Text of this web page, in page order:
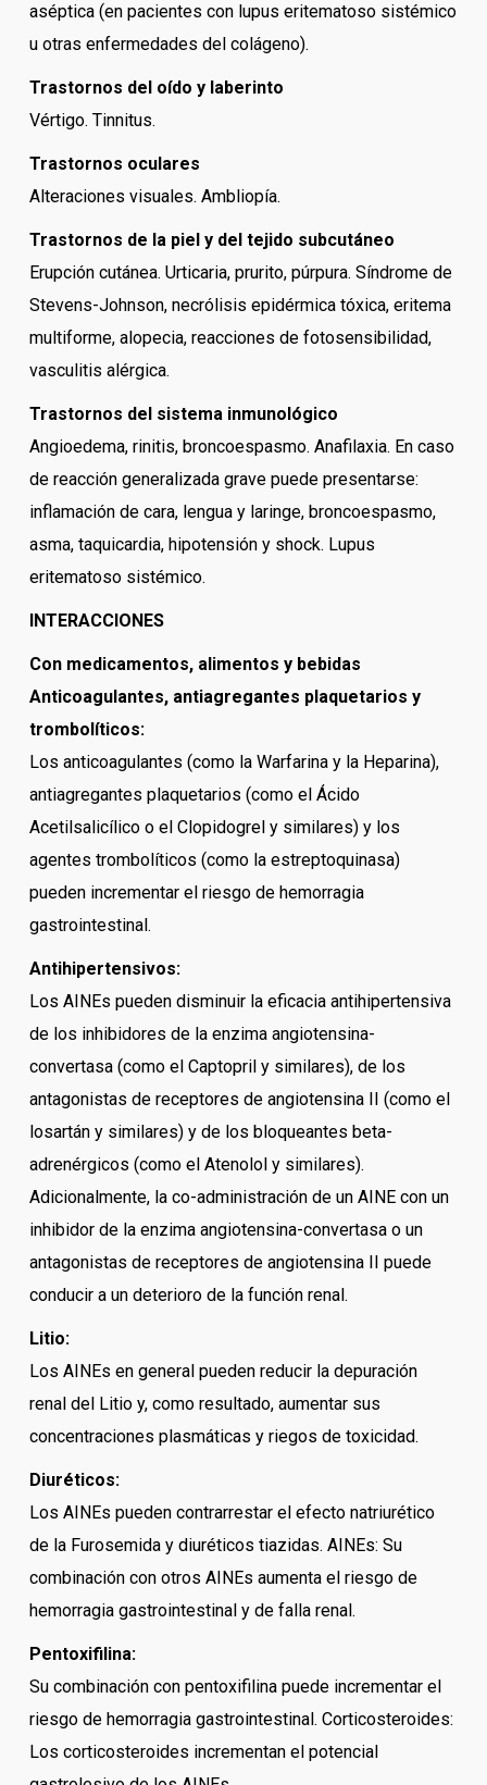
aséptica (en pacientes con lupus eritematoso sistémico
u otras enfermedades del colágeno).
Trastornos del oído y laberinto
Vértigo. Tinnitus.
Trastornos oculares
Alteraciones visuales. Ambliopía.
Trastornos de la piel y del tejido subcutáneo
Erupción cutánea. Urticaria, prurito, púrpura. Síndrome de
Stevens-Johnson, necrólisis epidérmica tóxica, eritema
multiforme, alopecia, reacciones de fotosensibilidad,
vasculitis alérgica.
Trastornos del sistema inmunológico
Angioedema, rinitis, broncoespasmo. Anafilaxia. En caso
de reacción generalizada grave puede presentarse:
inflamación de cara, lengua y laringe, broncoespasmo,
asma, taquicardia, hipotensión y shock. Lupus
eritematoso sistémico.
INTERACCIONES
Con medicamentos, alimentos y bebidas
Anticoagulantes, antiagregantes plaquetarios y
trombolíticos:
Los anticoagulantes (como la Warfarina y la Heparina),
antiagregantes plaquetarios (como el Ácido
Acetilsalicílico o el Clopidogrel y similares) y los
agentes trombolíticos (como la estreptoquinasa)
pueden incrementar el riesgo de hemorragia
gastrointestinal.
Antihipertensivos:
Los AINEs pueden disminuir la eficacia antihipertensiva
de los inhibidores de la enzima angiotensina-
convertasa (como el Captopril y similares), de los
antagonistas de receptores de angiotensina II (como el
losartán y similares) y de los bloqueantes beta-
adrenérgicos (como el Atenolol y similares).
Adicionalmente, la co-administración de un AINE con un
inhibidor de la enzima angiotensina-convertasa o un
antagonistas de receptores de angiotensina II puede
conducir a un deterioro de la función renal.
Litio:
Los AINEs en general pueden reducir la depuración
renal del Litio y, como resultado, aumentar sus
concentraciones plasmáticas y riegos de toxicidad.
Diuréticos:
Los AINEs pueden contrarrestar el efecto natriurético
de la Furosemida y diuréticos tiazidas. AINEs: Su
combinación con otros AINEs aumenta el riesgo de
hemorragia gastrointestinal y de falla renal.
Pentoxifilina:
Su combinación con pentoxifilina puede incrementar el
riesgo de hemorragia gastrointestinal. Corticosteroides:
Los corticosteroides incrementan el potencial